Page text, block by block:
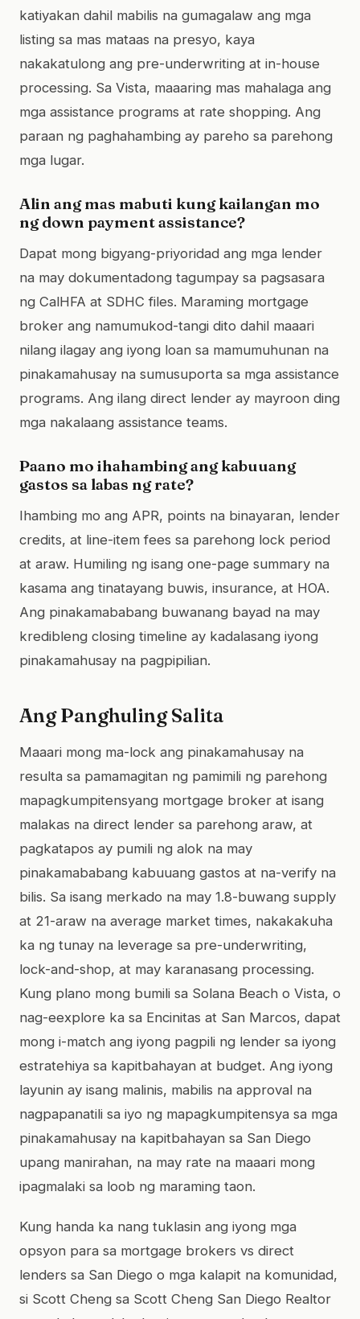
katiyakan dahil mabilis na gumagalaw ang mga
listing sa mas mataas na presyo, kaya
nakakatulong ang pre-underwriting at in-house
processing. Sa Vista, maaaring mas mahalaga ang
mga assistance programs at rate shopping. Ang
paraan ng paghahambing ay pareho sa parehong
mga lugar.
Alin ang mas mabuti kung kailangan mo
ng down payment assistance?
Dapat mong bigyang-priyoridad ang mga lender
na may dokumentadong tagumpay sa pagsasara
ng CalHFA at SDHC files. Maraming mortgage
broker ang namumukod-tangi dito dahil maaari
nilang ilagay ang iyong loan sa mamumuhunan na
pinakamahusay na sumusuporta sa mga assistance
programs. Ang ilang direct lender ay mayroon ding
mga nakalaang assistance teams.
Paano mo ihahambing ang kabuuang
gastos sa labas ng rate?
Ihambing mo ang APR, points na binayaran, lender
credits, at line-item fees sa parehong lock period
at araw. Humiling ng isang one-page summary na
kasama ang tinatayang buwis, insurance, at HOA.
Ang pinakamababang buwanang bayad na may
kredibleng closing timeline ay kadalasang iyong
pinakamahusay na pagpipilian.
Ang Panghuling Salita
Maaari mong ma-lock ang pinakamahusay na
resulta sa pamamagitan ng pamimili ng parehong
mapagkumpitensyang mortgage broker at isang
malakas na direct lender sa parehong araw, at
pagkatapos ay pumili ng alok na may
pinakamababang kabuuang gastos at na-verify na
bilis. Sa isang merkado na may 1.8-buwang supply
at 21-araw na average market times, nakakakuha
ka ng tunay na leverage sa pre-underwriting,
lock-and-shop, at may karanasang processing.
Kung plano mong bumili sa Solana Beach o Vista, o
nag-eexplore ka sa Encinitas at San Marcos, dapat
mong i-match ang iyong pagpili ng lender sa iyong
estratehiya sa kapitbahayan at budget. Ang iyong
layunin ay isang malinis, mabilis na approval na
nagpapanatili sa iyo ng mapagkumpitensya sa mga
pinakamahusay na kapitbahayan sa San Diego
upang manirahan, na may rate na maaari mong
ipagmalaki sa loob ng maraming taon.
Kung handa ka nang tuklasin ang iyong mga
opsyon para sa mortgage brokers vs direct
lenders sa San Diego o mga kalapit na komunidad,
si Scott Cheng sa Scott Cheng San Diego Realtor